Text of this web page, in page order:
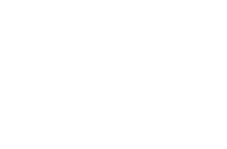
ようお願いしま
ズにご登録され
とをご了承くだ
はありません。
ない年数を意
、取り引きをい
ムロン制御